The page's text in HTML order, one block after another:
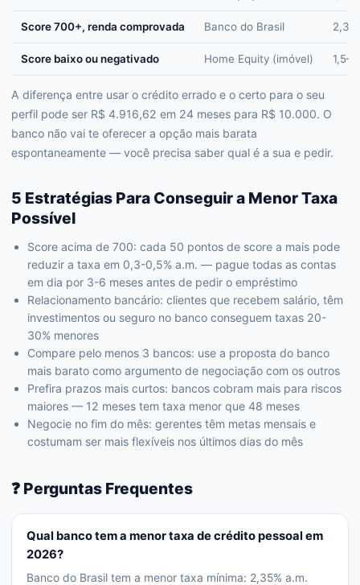
Score 700+, renda comprovada Banco do Brasil
Score baixo ou negativado Home Equity (imóvel)
A diferença entre usar o crédito errado e o certo para o seu
perfil pode ser R$ 4.916,62 em 24 meses para R$ 10.000. O
banco não vai te oferecer a opção mais barata
espontaneamente — você precisa saber qual é a sua e pedir.
5 Estratégias Para Conseguir a Menor Taxa
Possível
Score acima de 700: cada 50 pontos de score a mais pode
reduzir a taxa em 0,3-0,5% a.m. — pague todas as contas
em dia por 3-6 meses antes de pedir o empréstimo
Relacionamento bancário: clientes que recebem salário, têm
investimentos ou seguro no banco conseguem taxas 20-
30% menores
Compare pelo menos 3 bancos: use a proposta do banco
mais barato como argumento de negociação com os outros
Prefira prazos mais curtos: bancos cobram mais para riscos
maiores — 12 meses tem taxa menor que 48 meses
Negocie no fim do mês: gerentes têm metas mensais e
costumam ser mais flexíveis nos últimos dias do mês
❓ Perguntas Frequentes
Qual banco tem a menor taxa de crédito pessoal em
2026?
Banco do Brasil tem a menor taxa mínima: 2,35% a.m.